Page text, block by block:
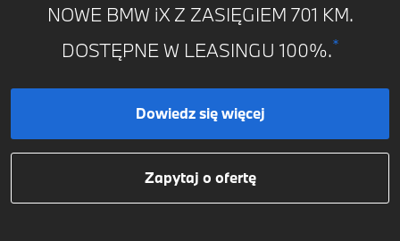
NOWE BMW iX Z ZASIĘGIEM 701 KM.
DOSTĘPNE W LEASINGU 100%.*
Dowiedz się więcej
Zapytaj o ofertę